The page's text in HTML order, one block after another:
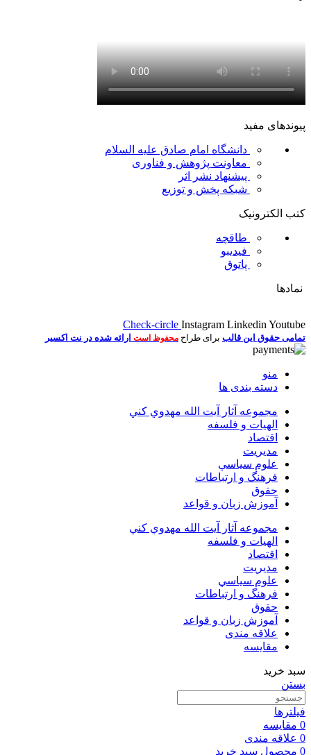
پیوندهای مفید
دانشگاه امام صادق علیه السلام
معاونت پژوهش و فناوری
پیشنهاد نشر اثر
شبکه پخش و توزیع
کتب الکترونیک
طاقچه
فیدیبو
پاتوق
نمادها
Check-circle Instagram Linkedin Youtube
تمامی حقوق این قالب برای طراح محفوظ است ارائه شده در نت اکسیر
منو
دسته بندی ها
مجموعه آثار آيت الله مهدوي كني
الهیات و فلسفه
اقتصاد
مديريت
علوم سياسي
فرهنگ و ارتباطات
حقوق
آموزش زبان و قواعد
مجموعه آثار آيت الله مهدوي كني
الهیات و فلسفه
اقتصاد
مديريت
علوم سياسي
فرهنگ و ارتباطات
حقوق
آموزش زبان و قواعد
علاقه مندی
مقایسه
سبد خرید
بستن
فیلترها
0 مقایسه
0 علاقه مندی
0 محصول سبد خرید